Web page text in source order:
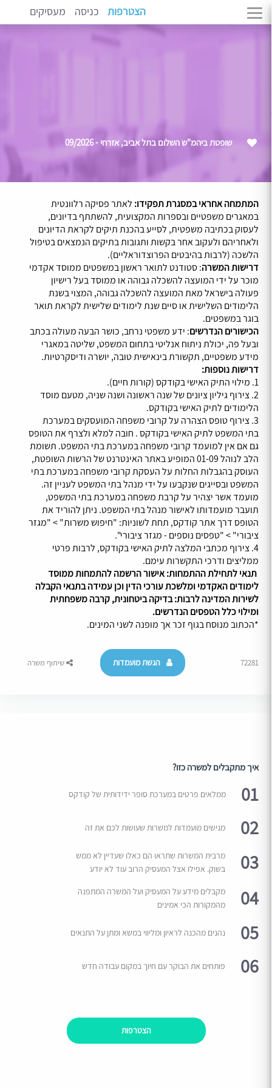
הצטרפות כניסה מעסיקים
שופטת ביהמ"ש השלום בתל אביב, אזרחי - 09/2026
המתמחה אחראי במסגרת תפקידו: לאתר פסיקה רלוונטית
במאגרים משפטיים ובספרות המקצועית, להשתתף בדיונים,
לעסוק בכתיבה משפטית, לסייע בהכנת תיקים לקראת הדיונים
ולאחריהם ולעקוב אחר בקשות ותגובות בתיקים הנמצאים בטיפול
הלשכה (לרבות בהיבטים הפרוצדוראליים).
דרישות המשרה: סטודנט לתואר ראשון במשפטים ממוסד אקדמי
מוכר על ידי המועצה להשכלה גבוהה או ממוסד בעל רישיון
פעולה בישראל מאת המועצה להשכלה גבוהה, המצוי בשנת
הלימודים השלישית או סיים שנת לימודים שלישית לקראת תואר
בוגר במשפטים.
הכישורים הנדרשים: ידע משפטי נרחב, כושר הבעה מעולה בכתב
ובעל פה, יכולת ניתוח אנליטי בתחום המשפט, שליטה במאגרי
מידע משפטיים, תקשורת בינאישית טובה, יושרה ודיסקרטיות.
דרישות נוספות:
1. מילוי התיק האישי בקודקס (קורות חיים).
2. צירוף גיליון ציונים של שנה ראשונה ושנה שניה, מטעם מוסד
הלימודים לתיק האישי בקודקס.
3. צירוף טופס הצהרה על קרובי משפחה המועסקים במערכת
בתי המשפט לתיק האישי בקודקס . חובה למלא ולצרף את הטופס
גם אם אין למועמד קרובי משפחה במערכת בתי המשפט. תשומת
הלב לנוהל 01-09 המופיע באתר האינטרנט של הרשות השופטת,
העוסק בהגבלות החלות על העסקת קרובי משפחה במערכת בתי
המשפט ובסייגים שנקבעו על ידי מנהל בתי המשפט לעניין זה.
מועמד אשר יצהיר על קרבת משפחה במערכת בתי המשפט,
תועבר מועמדותו לאישור מנהל בתי המשפט. ניתן להוריד את
הטופס דרך אתר קודקס, תחת לשוניות: "חיפוש משרות" > "מגזר
ציבורי" > "טפסים נוספים - מגזר ציבורי".
4. צירוף מכתבי המלצה לתיק האישי בקודקס, לרבות פרטי
ממליצים ודרכי התקשרות עימם.
תנאי לתחילת ההתמחות: אישור הרשמה להתמחות ממוסד
לימודים האקדמי ומלשכת עורכי הדין וכן עמידה בתנאי הקבלה
לשירות המדינה לרבות: בדיקה ביטחונית, קרבה משפחתית
ומילוי כלל הטפסים הנדרשים.
*הכתוב מנוסח בגוף זכר אך מופנה לשני המינים.
72281 הגשת מועמדות שיתוף משרה
איך מתקבלים למשרה כזו?
01 ממלאים פרטים במערכת סופר ידידותית של קודקס
02 מגישים מועמדות למשרות שעושות לכם את זה
03
מרבית המשרות שתראו הם כאלו שעדיין לא ממש
בשוק. אפילו אצל המעסיק הרוב עוד לא יודע
04
מקבלים מידע על המעסיק ועל המשרה המתפנה
מהמקורות הכי אמינים
05 נהנים מהכנה לראיון ומליווי במשא ומתן על התנאים
06 פותחים את הבוקר עם חיוך במקום עבודה חדש
הצטרפות